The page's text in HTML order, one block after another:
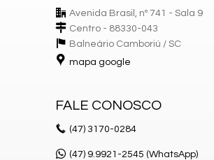
Avenida Brasil, nº 741 - Sala 9
Centro - 88330-043
Balneário Camboriú / SC
mapa google
FALE CONOSCO
(47) 3170-0284
(47) 9.9921-2545 (WhatsApp)